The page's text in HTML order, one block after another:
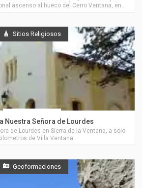
ascenso al hueco del Cerro Ventana, en
Sitios Religiosos
Nuestra Señora de Lourdes
de Lourdes en Sierra de la Ventana, a solo
de Villa Ventana.
Geoformaciones